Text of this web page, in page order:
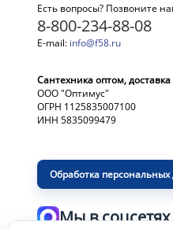
Есть вопросы? Позвоните
8-800-234-88-08
E-mail: info@f58.ru
Сантехника оптом,
ООО "Оптимус"
ОГРН 1125835007100
ИНН 5835099479
Обработка
Мы в соцсетях